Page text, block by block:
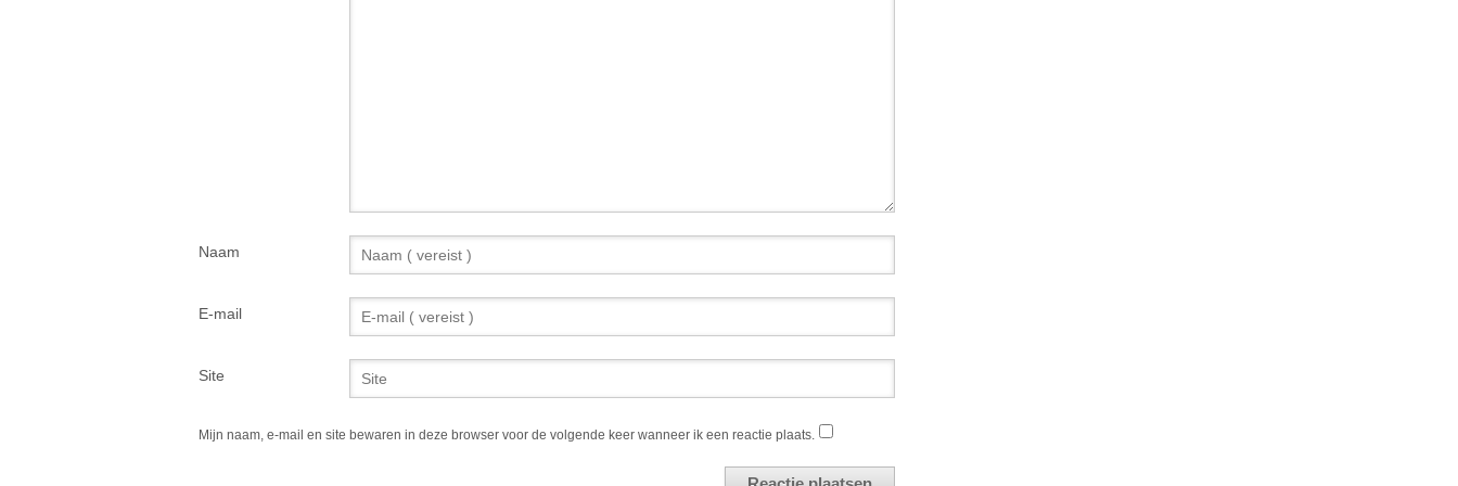
Naam
E-mail
Site
Mijn naam, e-mail en site bewaren in deze browser voor de volgende keer wanneer ik een reactie plaats.